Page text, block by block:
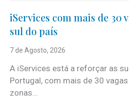
iServices com mais de 30
sul do país
7 de Agosto, 2026
A iServices está a reforçar as
Portugal, com mais de 30
zonas...